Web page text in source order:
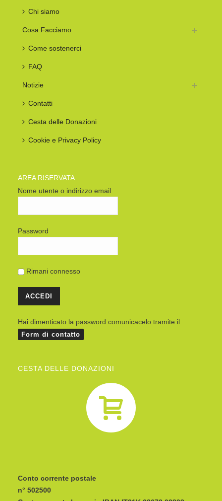
Chi siamo
Cosa Facciamo
Come sostenerci
FAQ
Notizie
Contatti
Cesta delle Donazioni
Cookie e Privacy Policy
AREA RISERVATA
Nome utente o indirizzo email
Password
Rimani connesso
Hai dimenticato la password comunicacelo tramite il
Form di contatto
CESTA DELLE DONAZIONI
Conto corrente postale
n° 502500